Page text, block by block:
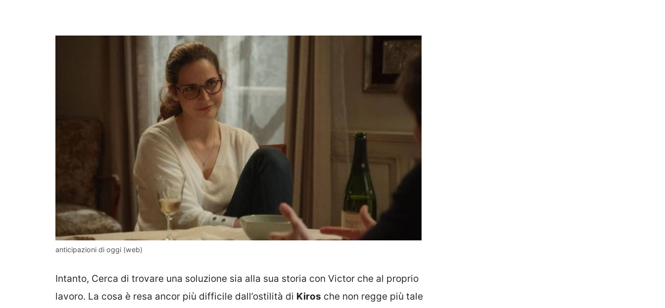
anticipazioni di oggi (web)
Intanto, Cerca di trovare una soluzione sia alla sua storia con Victor che al proprio
lavoro. La cosa è resa ancor più difficile dall’ostilità di Kiros che non regge più tale